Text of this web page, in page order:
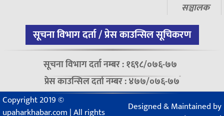
सञ्चालक
सूचना विभाग दर्ता / प्रेस काउन्सिल सूचिकरण
सूचना विभाग दर्ता नम्बर : १६९८/०७६-७७
प्रेस काउन्सिल दर्ता नम्बर : ४७७/०७६-७७
Copyright 2019 ©
upaharkhabar.com | All rights
Designed & Maintained by